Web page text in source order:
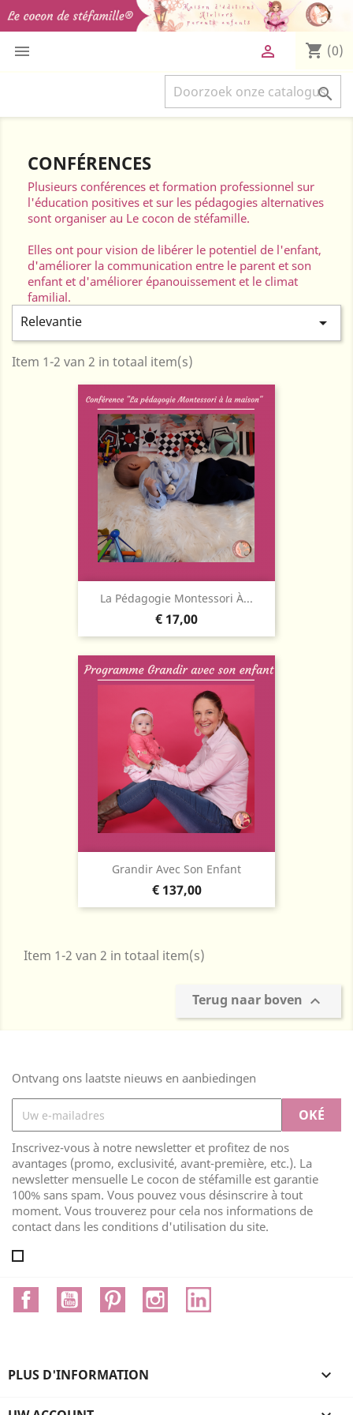
 shopping_cart (0)


CONFÉRENCES
Plusieurs conférences et formation professionnel sur
l'éducation positives et sur les pédagogies alternatives
sont organiser au Le cocon de stéfamille.
Elles ont pour vision de libérer le potentiel de l'enfant,
d'améliorer la communication entre le parent et son
enfant et d'améliorer épanouissement et le climat
familial.
Relevantie 
Item 1-2 van 2 in totaal item(s)
La Pédagogie Montessori À...
Prijs
€ 17,00
Grandir Avec Son Enfant
Prijs
€ 137,00
Item 1-2 van 2 in totaal item(s)
Terug naar boven 
Ontvang ons laatste nieuws en aanbiedingen
Inscrivez-vous à notre newsletter et profitez de nos
avantages (promo, exclusivité, avant-première, etc.). La
newsletter mensuelle Le cocon de stéfamille est garantie
100% sans spam. Vous pouvez vous désinscrire à tout
moment. Vous trouverez pour cela nos informations de
contact dans les conditions d'utilisation du site.
FacebookYouTube Pinterest Instagram
PLUS D'INFORMATION 